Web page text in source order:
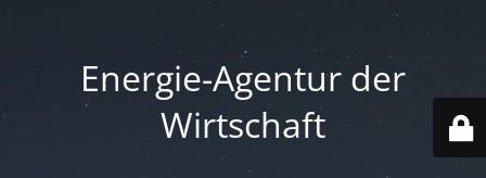
Energie-Agentur der
Wirtschaft